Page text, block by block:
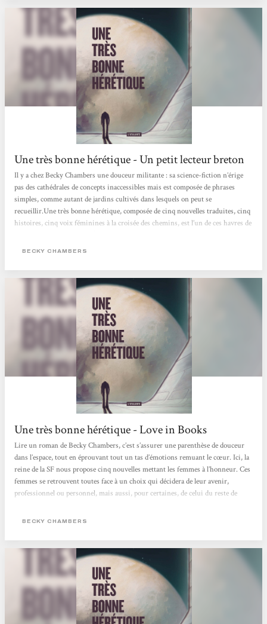
Une très bonne hérétique - Un petit lecteur breton
Il y a chez Becky Chambers une douceur militante : sa science-fiction n’érige
pas des cathédrales de concepts inaccessibles mais est composée de phrases
simples, comme autant de jardins cultivés dans lesquels on peut se
recueillir.Une très bonne hérétique, composée de cinq nouvelles traduites, cinq
histoires, cinq voix féminines à la croisée des chemins, est l’un de ces havres de
révolution intime : celle d’une SF qui soigne plutôt qu’elle n’intimide, qui pose
BECKY CHAMBERS
Une très bonne hérétique - Love in Books
Lire un roman de Becky Chambers, c’est s’assurer une parenthèse de douceur
dans l’espace, tout en éprouvant tout un tas d’émotions remuant le cœur. Ici, la
reine de la SF nous propose cinq nouvelles mettant les femmes à l’honneur. Ces
femmes se retrouvent toutes face à un choix qui décidera de leur avenir,
professionnel ou personnel, mais aussi, pour certaines, de celui du reste de
leurs forces. Ça remue les tripes tout en douceur, et on se demande ce que l’on
BECKY CHAMBERS